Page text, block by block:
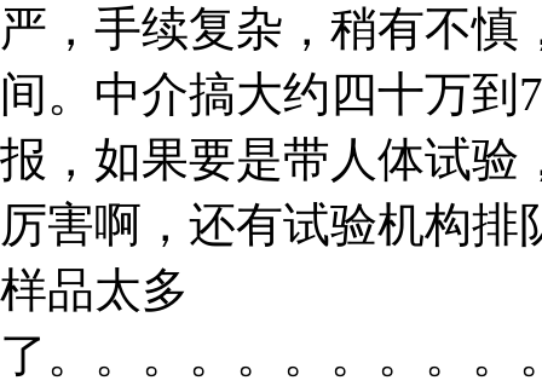
严，手续复杂，稍有不
间。中介搞大约四十万到
报，如果要是带人体试验
厉害啊，还有试验机构
样品太多
了。。。。。。。。。